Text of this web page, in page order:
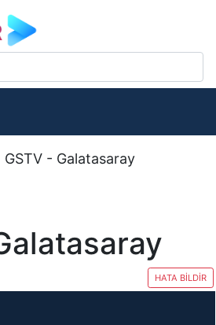
GSTV - Galatasaray
HATA BİLDİR